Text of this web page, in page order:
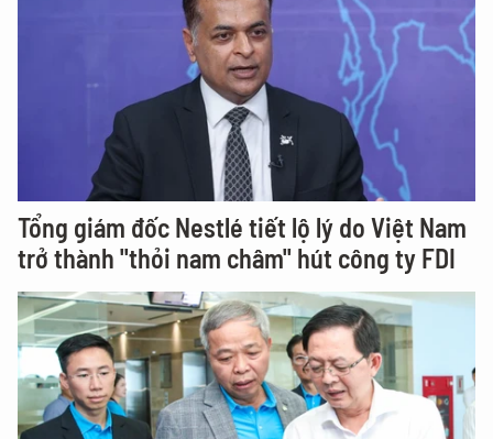
Tổng giám đốc Nestlé tiết lộ lý do Việt Nam
trở thành "thỏi nam châm" hút công ty FDI